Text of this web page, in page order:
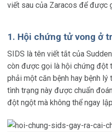
viết sau của Zaracos để được
1. Hội chứng tử vong ở
SIDS là tên viết tắt của
còn được gọi là hội chứng đột
phải một căn bệnh hay bệnh lý
tình trạng này được chuẩn
đột ngột mà không thể ngay